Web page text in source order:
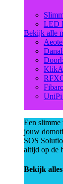
LED
Bekijk alle
UniPi
Een
jouw
SOS
altijd op de
Bekijk